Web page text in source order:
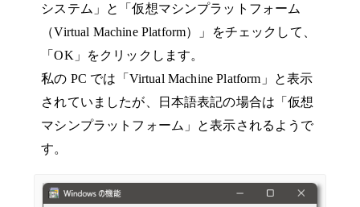
システム」と「仮想マシンプラットフォーム
（Virtual Machine Platform）」をチェックして、
「OK」をクリックします。
私の PC では「Virtual Machine Platform」と表示
されていましたが、日本語表記の場合は「仮想
マシンプラットフォーム」と表示されるようで
す。